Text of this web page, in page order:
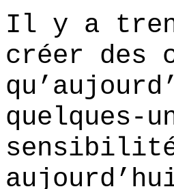
Il y a
créer des
quelques-